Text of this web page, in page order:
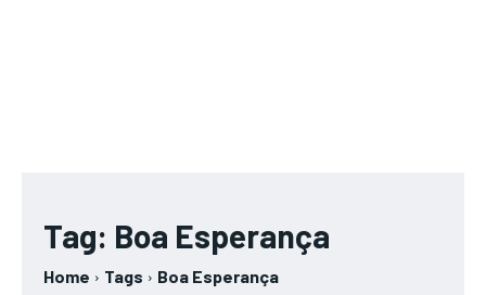
Tag: Boa Esperança
Home Tags Boa Esperança